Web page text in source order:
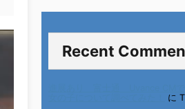
Recent
に T